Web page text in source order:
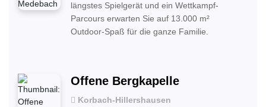
längstes Spielgerät und ein Wettkampf-
Parcours erwarten Sie auf 13.000 m²
Outdoor-Spaß für die ganze Familie.
Offene Bergkapelle
Korbach-Hillershausen